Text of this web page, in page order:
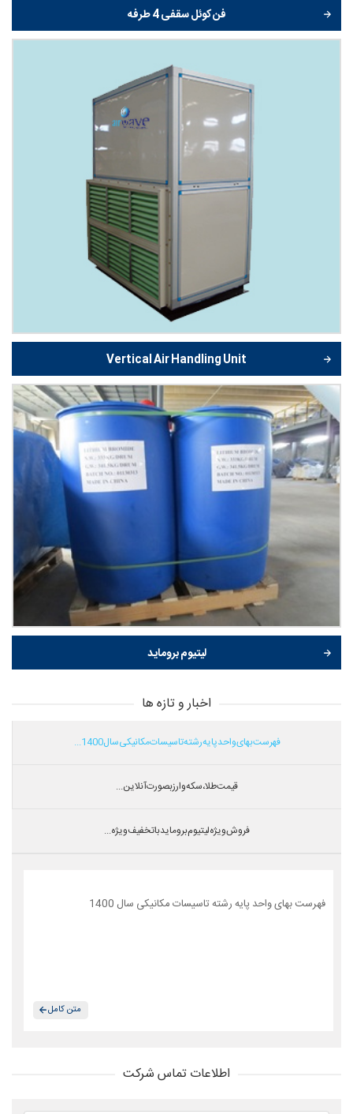
فن کوئل سقفی 4 طرفه
Vertical Air Handling Unit
لیتیوم بروماید
اخبار و تازه ها
فهرست بهای واحد پایه رشته تاسیسات مکانیکی سال 1400...
قیمت طلا،سکه و ارز بصورت آنلاین...
فروش ویژه لیتیوم بروماید با تخفیف ویژه...
فهرست بهای واحد پایه رشته تاسیسات مکانیکی سال 1400
متن کامل
اطلاعات تماس شرکت